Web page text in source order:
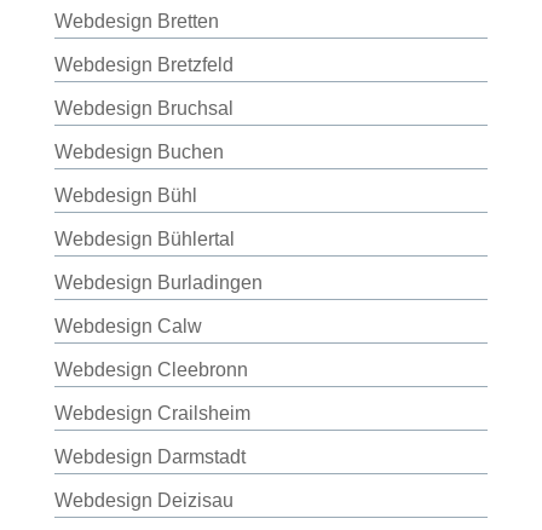
Webdesign Bretten
Webdesign Bretzfeld
Webdesign Bruchsal
Webdesign Buchen
Webdesign Bühl
Webdesign Bühlertal
Webdesign Burladingen
Webdesign Calw
Webdesign Cleebronn
Webdesign Crailsheim
Webdesign Darmstadt
Webdesign Deizisau